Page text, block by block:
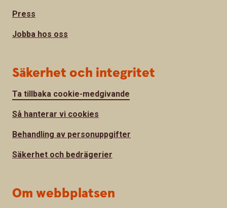
Press
Jobba hos oss
Säkerhet och integritet
Ta tillbaka cookie-medgivande
Så hanterar vi cookies
Behandling av personuppgifter
Säkerhet och bedrägerier
Om webbplatsen